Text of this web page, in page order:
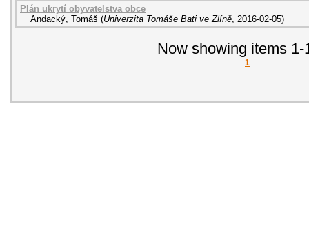
Plán ukrytí obyvatelstva obce
Andacký, Tomáš (Univerzita Tomáše Bati ve Zlíně, 2016-02-05)
Now showing items 1-
1